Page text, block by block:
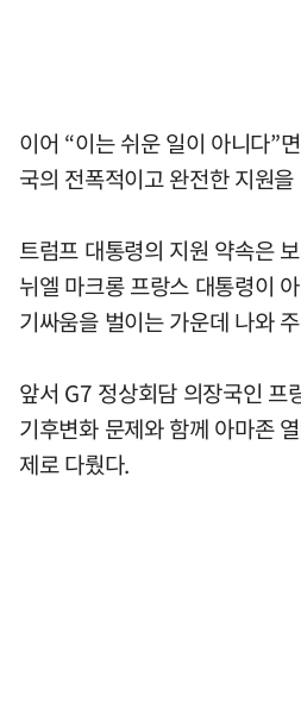
이어 “이는 쉬운 일이 아니다”
국의 전폭적이고 완전한 지원
트럼프 대통령의 지원 약속은
뉘엘 마크롱 프랑스 대통령이
기싸움을 벌이는 가운데 나와
앞서 G7 정상회담 의장국인 프
기후변화 문제와 함께 아마존
제로 다뤘다.